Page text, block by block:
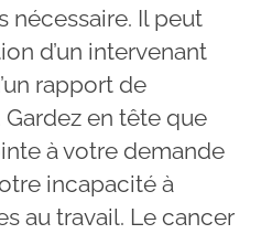
nécessaire. Il peut
d’un intervenant
rapport de
en tête que
à votre demande
incapacité à
au travail. Le cancer